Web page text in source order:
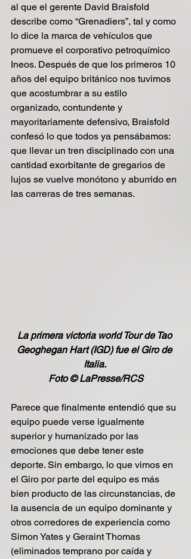
al que el gerente David Braisfold
describe como “Grenadiers”, tal y como
lo dice la marca de vehículos que
promueve el corporativo petroquímico
Ineos. Después de que los primeros 10
años del equipo británico nos tuvimos
que acostumbrar a su estilo
organizado, contundente y
mayoritariamente defensivo, Braisfold
confesó lo que todos ya pensábamos:
que llevar un tren disciplinado con una
cantidad exorbitante de gregarios de
lujos se vuelve monótono y aburrido en
las carreras de tres semanas.
La primera victoria world Tour de Tao
Geoghegan Hart (IGD) fue el Giro de
Italia.
Foto © LaPresse/RCS
Parece que finalmente entendió que su
equipo puede verse igualmente
superior y humanizado por las
emociones que debe tener este
deporte. Sin embargo, lo que vimos en
el Giro por parte del equipo es más
bien producto de las circunstancias, de
la ausencia de un equipo dominante y
otros corredores de experiencia como
Simon Yates y Geraint Thomas
(eliminados temprano por caída y